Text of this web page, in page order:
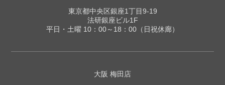
東京都中央区銀座1丁目9-19
法研銀座ビル1F
平日・土曜 10：00～18：00（日祝休廊）
大阪 梅田店